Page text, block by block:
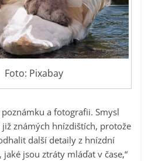
Foto: Pixabay
a fotografii. Smysl
známých hnízdištích, protože
další detaily z hnízdní
jsou ztráty mláďat v čase,“